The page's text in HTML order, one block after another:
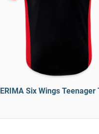
ERIMA Six Wings Teenager